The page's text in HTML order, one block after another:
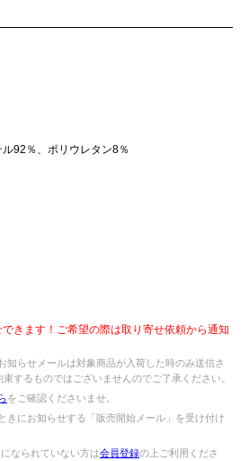
92％、ポリウレタン8％
きます！ご希望の際は取り寄せ依頼から通知
知らせメールは対象商品が入荷した時のみ送信さ
するものではございませんのでご了承ください。
をご確認くださいませ。
きにお知らせする「販売開始メール」を受け付け
なられていない方は会員登録の上ご利用くださ